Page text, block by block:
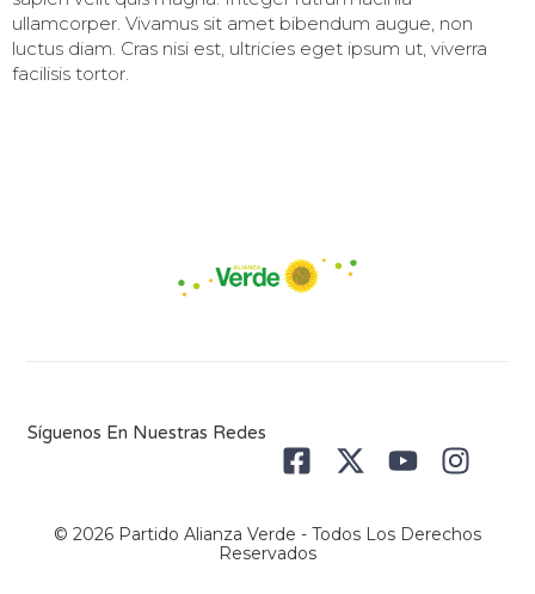
ullamcorper. Vivamus sit amet bibendum augue, non
luctus diam. Cras nisi est, ultricies eget ipsum ut, viverra
facilisis tortor.
Síguenos En Nuestras Redes
© 2026 Partido Alianza Verde - Todos Los Derechos
Reservados